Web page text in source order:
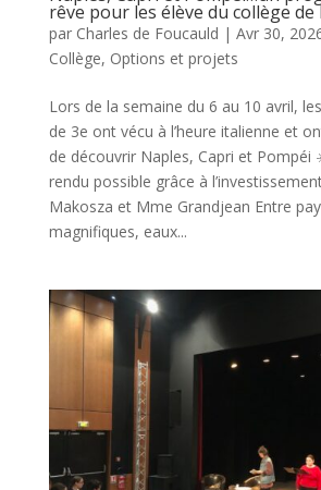
rêve pour les élève du collège
par Charles de Foucauld | Avr 30,
Collège, Options et projets
Lors de la semaine du 6 au 10 avril,
de 3e ont vécu à l’heure italienne et
de découvrir Naples, Capri et Pompéi
rendu possible grâce à
Makosza et Mme Grandjean Entre
magnifiques, eaux...